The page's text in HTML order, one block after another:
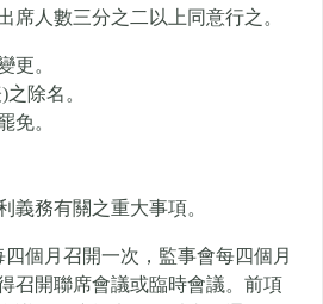
席人數三分之二以上同意行之。
更。
除名。
免。
義務有關之重大事項。
個月召開一次，監事會每四個月
召開聯席會議或臨時會議。前項